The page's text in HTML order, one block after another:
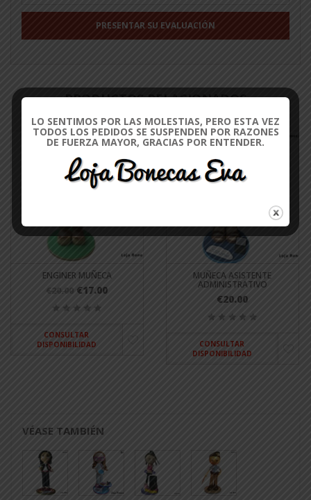
PRODUCTOS RELACIONADOS
ENGINER MUÑECA
€20.00 €17.00
CONSULTAR
DISPONIBILIDAD
MUÑECA ASISTENTE
ADMINISTRATIVO
€20.00
CONSULTAR
DISPONIBILIDAD
VÉASE TAMBIÉN
LO SENTIMOS POR LAS MOLESTIAS, PERO ESTA VEZ
TODOS LOS PEDIDOS SE SUSPENDEN POR RAZONES
DE FUERZA MAYOR, GRACIAS POR ENTENDER.